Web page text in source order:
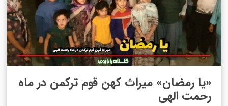
«یا رمضان» میراث کهن قوم ترکمن در ماه
رحمت الهی